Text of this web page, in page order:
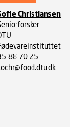
Christiansen
88 70 25